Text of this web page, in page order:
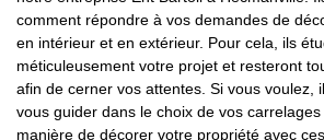
comment répondre à vos demandes de
en intérieur et en extérieur. Pour cela, ils
méticuleusement votre projet et resteront
afin de cerner vos attentes. Si vous voulez,
vous guider dans le choix de vos
manière de décorer votre propriété avec